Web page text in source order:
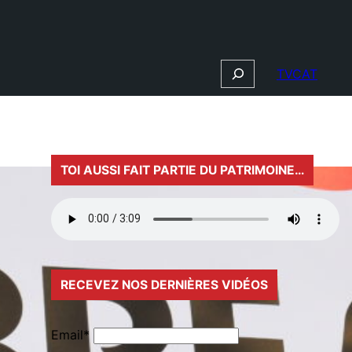
Search TVCAT
TOI AUSSI FAIT PARTIE DU PATRIMOINE…
RECEVEZ NOS DERNIÈRES VIDÉOS
Email*